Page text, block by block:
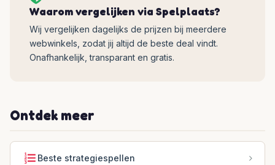
Waarom vergelijken via Spelplaats?
Wij vergelijken dagelijks de prijzen bij meerdere
webwinkels, zodat jij altijd de beste deal vindt.
Onafhankelijk, transparant en gratis.
Ontdek meer
Beste strategiespellen